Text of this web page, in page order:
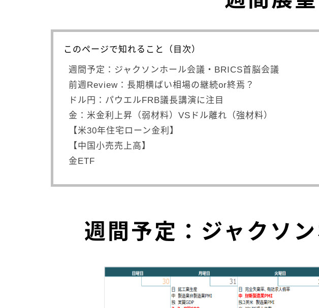
このページで知れること（目次）
週間予定：ジャクソンホール会議・BRICS首脳会議
前週Review：長期横ばい相場の継続or終焉？
ドル円：パウエルFRB議長講演に注目
金：米金利上昇（弱材料）VSドル離れ（強材料）
【米30年住宅ローン金利】
【中国小売売上高】
金ETF
週間予定：ジャクソ